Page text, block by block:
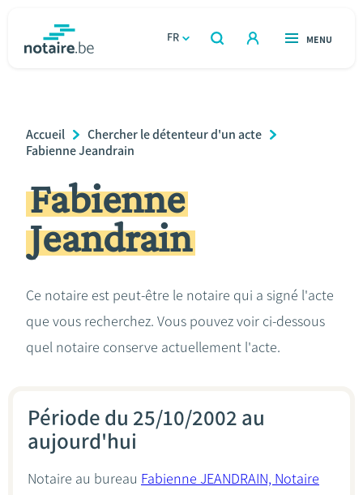
FR
OUVERT
RECHERCHER
OUVERT
MENU
Relations et vivre ensemble
Héritage et donations
Entreprendre
Calculateurs
Breadcrumb
Accueil
Chercher le détenteur d'un acte
Fabienne Jeandrain
Fabienne
Jeandrain
Ce notaire est peut-être le notaire qui a signé l'acte
que vous recherchez. Vous pouvez voir ci-dessous
quel notaire conserve actuellement l'acte.
Période du 25/10/2002 au
aujourd'hui
Notaire au bureau Fabienne JEANDRAIN, Notaire